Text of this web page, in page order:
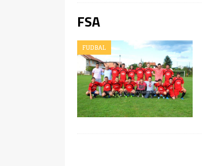
FSA
FUDBAL